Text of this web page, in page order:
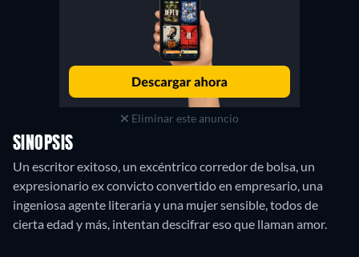
Eliminar este anuncio
SINOPSIS
Un escritor exitoso, un excéntrico corredor de bolsa, un
expresionario ex convicto convertido en empresario, una
ingeniosa agente literaria y una mujer sensible, todos de